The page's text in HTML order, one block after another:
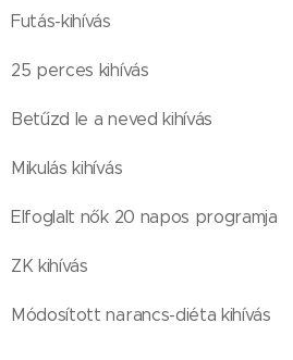
Futás-kihívás
25 perces kihívás
Betűzd le a neved kihívás
Mikulás kihívás
Elfoglalt nők 20 napos programja
ZK kihívás
Módosított narancs-diéta kihívás